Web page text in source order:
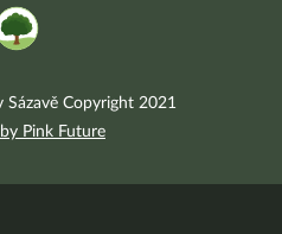
Sázavě Copyright 2021
Pink Future